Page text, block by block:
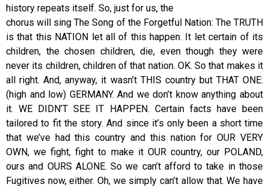
history repeats itself. So, just for us, the
chorus will sing The Song of the Forgetful Nation: The TRUTH
is that this NATION let all of this happen. It let certain of its
children, the chosen children, die, even though they were
never its children, children of that nation. OK. So that makes it
all right. And, anyway, it wasn’t THIS country but THAT ONE:
(high and low) GERMANY. And we don’t know anything about
it. WE DIDN’T SEE IT HAPPEN. Certain facts have been
tailored to fit the story. And since it’s only been a short time
that we’ve had this country and this nation for OUR VERY
OWN, we fight, fight to make it OUR country, our POLAND,
ours and OURS ALONE. So we can’t afford to take in those
Fugitives now, either. Oh, we simply can’t allow that. We have